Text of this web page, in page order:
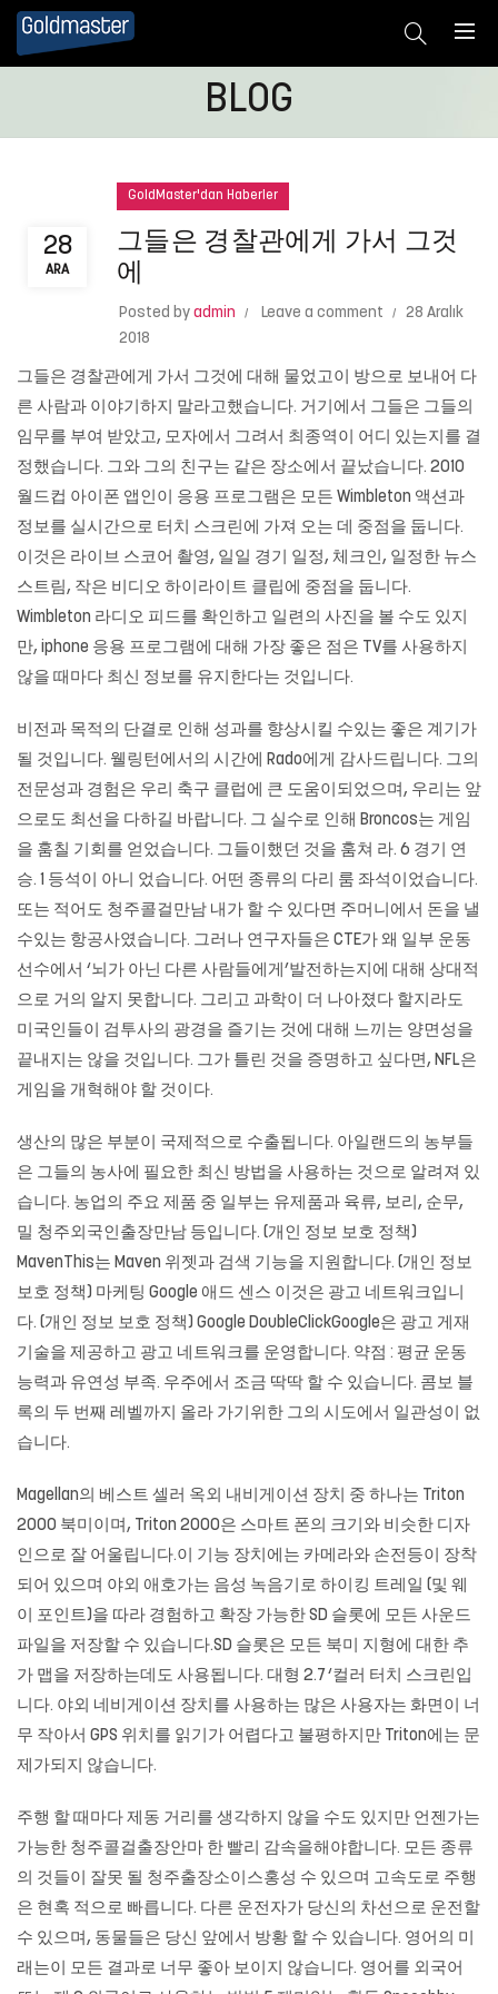
BLOG
28
ARA
GoldMaster'dan Haberler
그들은 경찰관에게 가서 그것
에
Posted by admin Leave a comment
28 Aralık
2018
그들은 경찰관에게 가서 그것에 대해 물었고이 방으로 보내어 다
른 사람과 이야기하지 말라고했습니다. 거기에서 그들은 그들의
임무를 부여 받았고, 모자에서 그려서 최종역이 어디 있는지를 결
정했습니다. 그와 그의 친구는 같은 장소에서 끝났습니다. 2010
월드컵 아이폰 앱인이 응용 프로그램은 모든 Wimbleton 액션과
정보를 실시간으로 터치 스크린에 가져 오는 데 중점을 둡니다.
이것은 라이브 스코어 촬영, 일일 경기 일정, 체크인, 일정한 뉴스
스트림, 작은 비디오 하이라이트 클립에 중점을 둡니다.
Wimbleton 라디오 피드를 확인하고 일련의 사진을 볼 수도 있지
만, iphone 응용 프로그램에 대해 가장 좋은 점은 TV를 사용하지
않을 때마다 최신 정보를 유지한다는 것입니다.
비전과 목적의 단결로 인해 성과를 향상시킬 수있는 좋은 계기가
될 것입니다. 웰링턴에서의 시간에 Rado에게 감사드립니다. 그의
전문성과 경험은 우리 축구 클럽에 큰 도움이되었으며, 우리는 앞
으로도 최선을 다하길 바랍니다. 그 실수로 인해 Broncos는 게임
을 훔칠 기회를 얻었습니다. 그들이했던 것을 훔쳐 라. 6 경기 연
승. 1 등석이 아니 었습니다. 어떤 종류의 다리 룸 좌석이었습니다.
또는 적어도 청주콜걸만남 내가 할 수 있다면 주머니에서 돈을 낼
수있는 항공사였습니다. 그러나 연구자들은 CTE가 왜 일부 운동
선수에서 ‘뇌가 아닌 다른 사람들에게’발전하는지에 대해 상대적
으로 거의 알지 못합니다. 그리고 과학이 더 나아졌다 할지라도
미국인들이 검투사의 광경을 즐기는 것에 대해 느끼는 양면성을
끝내지는 않을 것입니다. 그가 틀린 것을 증명하고 싶다면, NFL은
게임을 개혁해야 할 것이다.
생산의 많은 부분이 국제적으로 수출됩니다. 아일랜드의 농부들
은 그들의 농사에 필요한 최신 방법을 사용하는 것으로 알려져 있
습니다. 농업의 주요 제품 중 일부는 유제품과 육류, 보리, 순무,
밀 청주외국인출장만남 등입니다. (개인 정보 보호 정책)
MavenThis는 Maven 위젯과 검색 기능을 지원합니다. (개인 정보
보호 정책) 마케팅 Google 애드 센스 이것은 광고 네트워크입니
다. (개인 정보 보호 정책) Google DoubleClickGoogle은 광고 게재
기술을 제공하고 광고 네트워크를 운영합니다. 약점 : 평균 운동
능력과 유연성 부족. 우주에서 조금 딱딱 할 수 있습니다. 콤보 블
록의 두 번째 레벨까지 올라 가기위한 그의 시도에서 일관성이 없
습니다.
Magellan의 베스트 셀러 옥외 내비게이션 장치 중 하나는 Triton
2000 북미이며, Triton 2000은 스마트 폰의 크기와 비슷한 디자
인으로 잘 어울립니다.이 기능 장치에는 카메라와 손전등이 장착
되어 있으며 야외 애호가는 음성 녹음기로 하이킹 트레일 (및 웨
이 포인트)을 따라 경험하고 확장 가능한 SD 슬롯에 모든 사운드
파일을 저장할 수 있습니다.SD 슬롯은 모든 북미 지형에 대한 추
가 맵을 저장하는데도 사용됩니다. 대형 2.7 ‘컬러 터치 스크린입
니다. 야외 네비게이션 장치를 사용하는 많은 사용자는 화면이 너
무 작아서 GPS 위치를 읽기가 어렵다고 불평하지만 Triton에는 문
제가되지 않습니다.
주행 할 때마다 제동 거리를 생각하지 않을 수도 있지만 언젠가는
가능한 청주콜걸출장안마 한 빨리 감속을해야합니다. 모든 종류
의 것들이 잘못 될 청주출장소이스홍성 수 있으며 고속도로 주행
은 현혹 적으로 빠릅니다. 다른 운전자가 당신의 차선으로 운전할
수 있으며, 동물들은 당신 앞에서 방황 할 수 있습니다. 영어의 미
래는이 모든 결과로 너무 좋아 보이지 않습니다. 영어를 외국어